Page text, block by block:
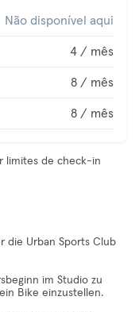
Não disponível aqui
4 / mês
8 / mês
8 / mês
limites de check-in
die Urban Sports Club
im Studio zu
Bike einzustellen.